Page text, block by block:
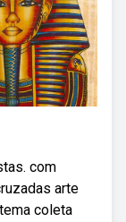
com
arte
coleta